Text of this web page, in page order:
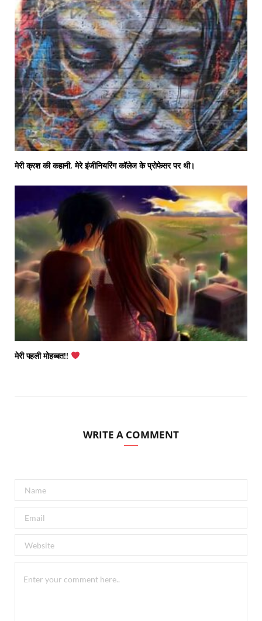
मेरी क्रश की कहानी, मेरे इंजीनियरिंग कॉलेज के प्रोफेसर पर थी।
मेरी पहली मोहब्बत!!
WRITE A COMMENT